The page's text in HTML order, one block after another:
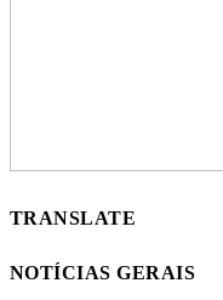
TRANSLATE
NOTÍCIAS GERAIS